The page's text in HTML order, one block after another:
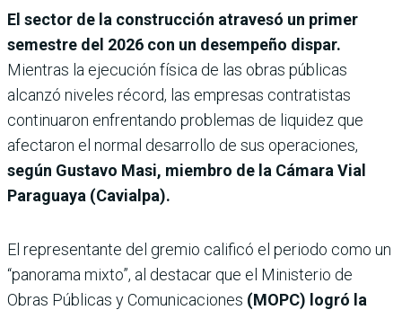
El sector de la construcción atravesó un primer
semestre del 2026 con un desempeño dispar.
Mientras la ejecución física de las obras públicas
alcanzó niveles récord, las empresas contratistas
continuaron enfrentando problemas de liquidez que
afectaron el normal desarrollo de sus operaciones,
según Gustavo Masi, miembro de la Cámara Vial
Paraguaya (Cavialpa).
El representante del gremio calificó el periodo como un
“panorama mixto”, al destacar que el Ministerio de
Obras Públicas y Comunicaciones (MOPC) logró la